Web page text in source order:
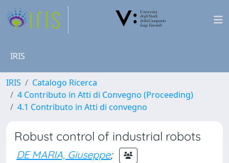
IRIS
IRIS
Catalogo Ricerca
4 Contributo in Atti di Convegno (Proceeding)
4.1 Contributo in Atti di convegno
Robust control of industrial robots
DE MARIA, Giuseppe;